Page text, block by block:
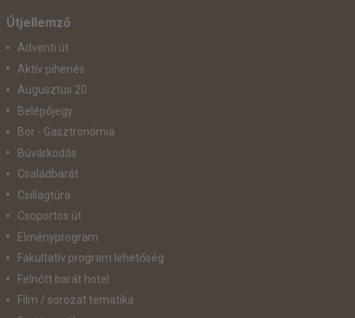
Útjellemző
Adventi út
Aktív pihenés
Augusztus 20
Belépőjegy
Bor - Gasztronómia
Búvárkodás
Családbarát
Csillagtúra
Csoportos út
Élményprogram
Fakultatív program lehetőség
Felnőtt barát hotel
Film / sorozat tematika